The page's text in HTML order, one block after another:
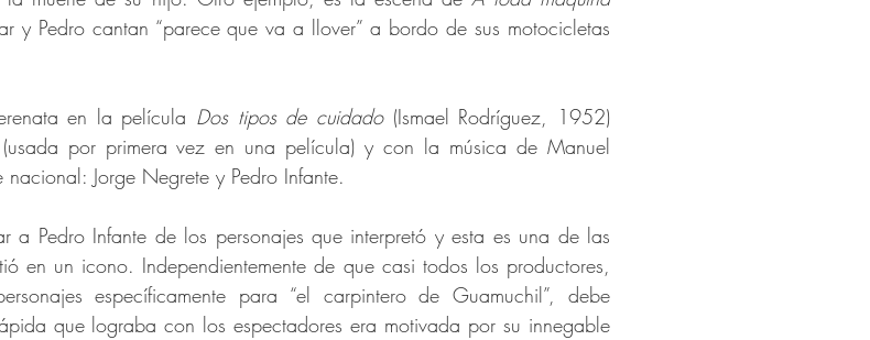
y Pedro cantan “parece que va a llover” a bordo de sus motocicletas
en la película Dos tipos de cuidado (Ismael Rodríguez, 1952)
por primera vez en una película) y con la música de Manuel
Jorge Negrete y Pedro Infante.
a Pedro Infante de los personajes que interpretó y esta es una de las
en un icono. Independientemente de que casi todos los productores,
específicamente para “el carpintero de Guamuchil”, debe
que lograba con los espectadores era motivada por su innegable